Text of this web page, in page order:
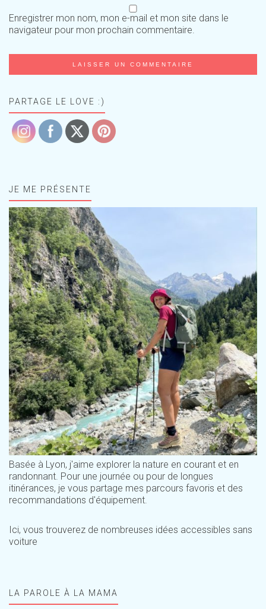
Enregistrer mon nom, mon e-mail et mon site dans le
navigateur pour mon prochain commentaire.
PARTAGE LE LOVE :)
JE ME PRÉSENTE
Basée à Lyon, j'aime explorer la nature en courant et en
randonnant. Pour une journée ou pour de longues
itinérances, je vous partage mes parcours favoris et des
recommandations d'équipement.
Ici, vous trouverez de nombreuses idées accessibles sans
voiture
LA PAROLE À LA MAMA